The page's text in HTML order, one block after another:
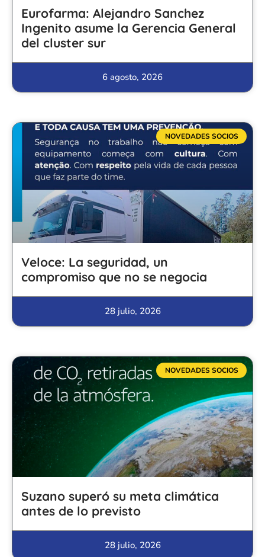
Eurofarma: Alejandro Sanchez
Ingenito asume la Gerencia General
del cluster sur
6 agosto, 2026
NOVEDADES SOCIOS
Veloce: La seguridad, un
compromiso que no se negocia
28 julio, 2026
NOVEDADES SOCIOS
Suzano superó su meta climática
antes de lo previsto
28 julio, 2026